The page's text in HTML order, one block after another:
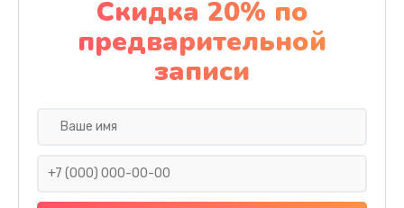
1100 руб.
Заказать
Замена праймера
Скидка 20% по
предварительной
записи